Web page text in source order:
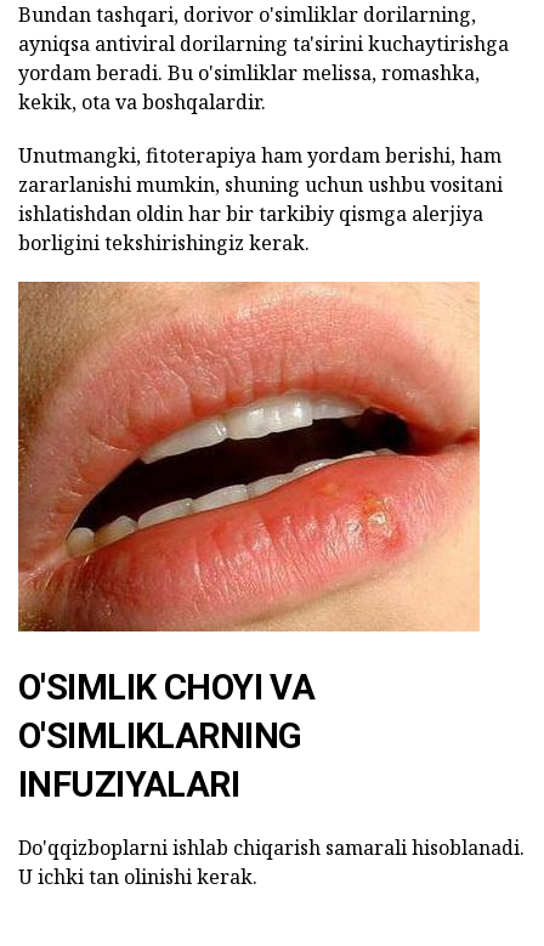
Bundan tashqari, dorivor o'simliklar dorilarning,
ayniqsa antiviral dorilarning ta'sirini kuchaytirishga
yordam beradi. Bu o'simliklar melissa, romashka,
kekik, ota va boshqalardir.
Unutmangki, fitoterapiya ham yordam berishi, ham
zararlanishi mumkin, shuning uchun ushbu vositani
ishlatishdan oldin har bir tarkibiy qismga alerjiya
borligini tekshirishingiz kerak.
O'SIMLIK CHOYI VA
O'SIMLIKLARNING
INFUZIYALARI
Do'qqizboplarni ishlab chiqarish samarali hisoblanadi.
U ichki tan olinishi kerak.